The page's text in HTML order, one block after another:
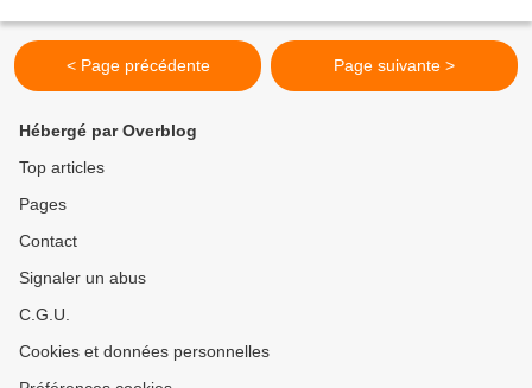
< Page précédente Page suivante >
Hébergé par Overblog
Top articles
Pages
Contact
Signaler un abus
C.G.U.
Cookies et données personnelles